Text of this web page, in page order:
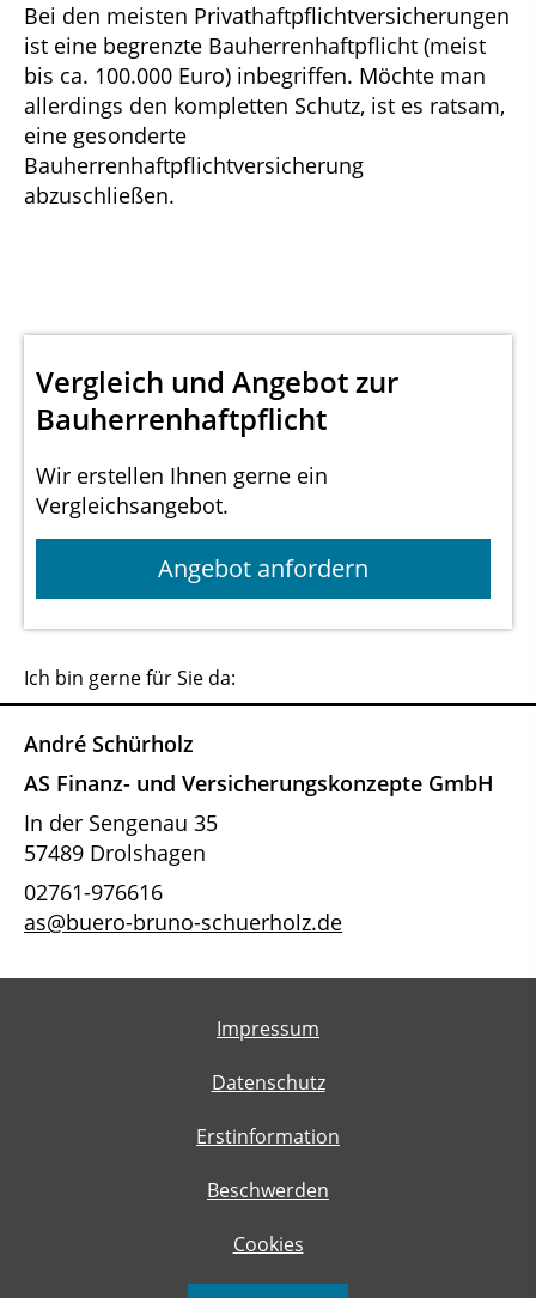
Bei den meisten Privathaftpflichtversicherungen
ist eine begrenzte Bauherrenhaftpflicht (meist
bis ca. 100.000 Euro) inbegriffen. Möchte man
allerdings den kompletten Schutz, ist es ratsam,
eine gesonderte
Bauherrenhaftpflichtversicherung
abzuschließen.
Vergleich und Angebot zur
Bauherrenhaftpflicht
Wir erstellen Ihnen gerne ein
Vergleichsangebot.
Angebot anfordern
Ich bin gerne für Sie da:
André Schürholz
AS Finanz- und Versicherungskonzepte GmbH
In der Sengenau 35
57489 Drolshagen
02761-976616
as@buero-bruno-schuerholz.de
Impressum
Datenschutz
Erstinformation
Beschwerden
Cookies